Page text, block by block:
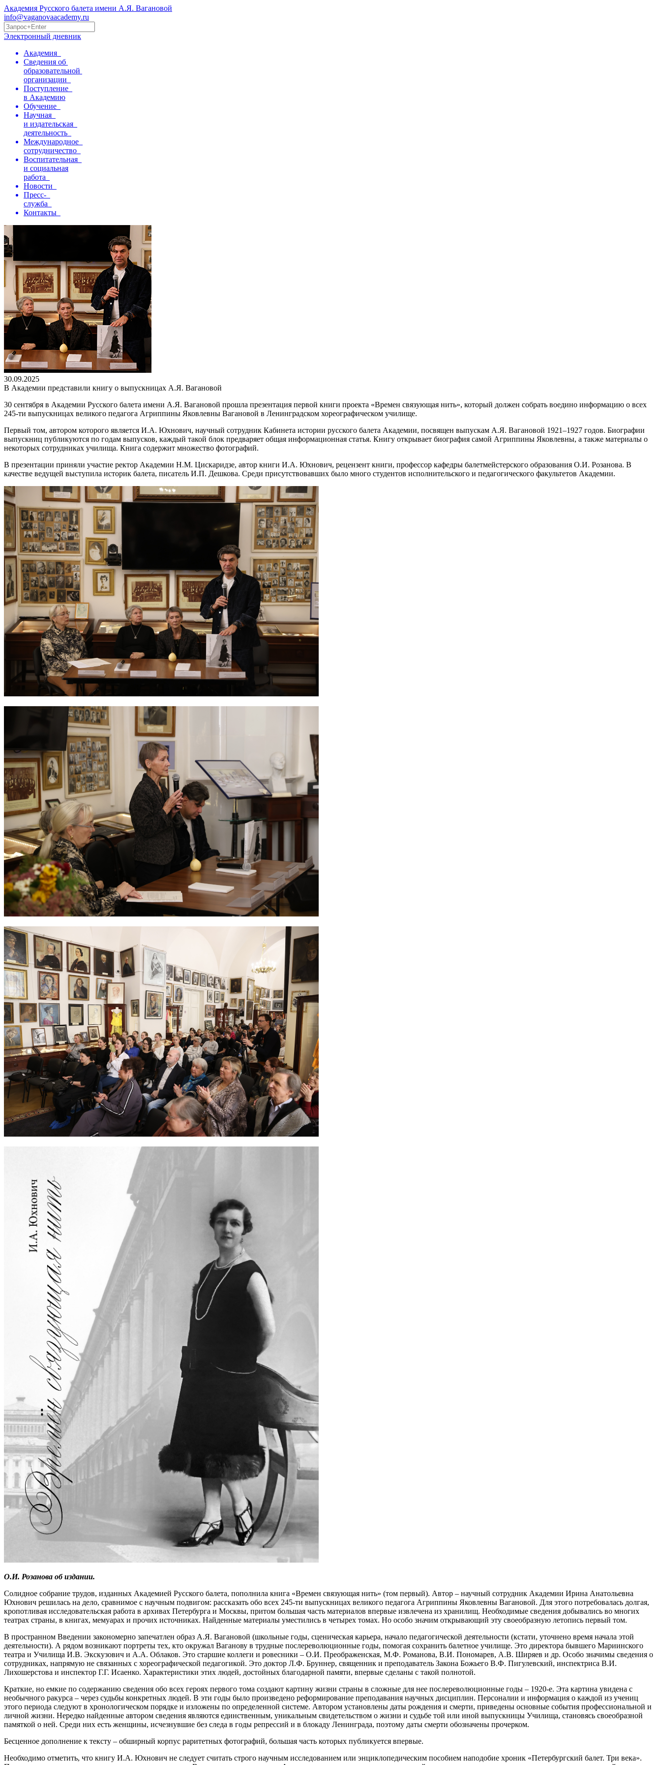
Академия Русского балета имени А.Я. Вагановой
info@vaganovaacademy.ru
Электронный дневник
Академия
Сведения об
образовательной
организации
Поступление
в Академию
Обучение
Научная
и издательская
деятельность
Международное
сотрудничество
Воспитательная
и социальная
работа
Новости
Пресс-
служба
Контакты
30.09.2025
В Академии представили книгу о выпускницах А.Я. Вагановой
30 сентября в Академии Русского балета имени А.Я. Вагановой прошла презентация первой книги проекта «Времен связующая нить», который должен собрать воедино информацию о всех
245-ти выпускницах великого педагога Агриппины Яковлевны Вагановой в Ленинградском хореографическом училище.
Первый том, автором которого является И.А. Юхнович, научный сотрудник Кабинета истории русского балета Академии, посвящен выпускам А.Я. Вагановой 1921–1927 годов. Биографии
выпускниц публикуются по годам выпусков, каждый такой блок предваряет общая информационная статья. Книгу открывает биография самой Агриппины Яковлевны, а также материалы о
некоторых сотрудниках училища. Книга содержит множество фотографий.
В презентации приняли участие ректор Академии Н.М. Цискаридзе, автор книги И.А. Юхнович, рецензент книги, профессор кафедры балетмейстерского образования О.И. Розанова. В
качестве ведущей выступила историк балета, писатель И.П. Дешкова. Среди присутствовавших было много студентов исполнительского и педагогического факультетов Академии.
О.И. Розанова об издании.
Солидное собрание трудов, изданных Академией Русского балета, пополнила книга «Времен связующая нить» (том первый). Автор – научный сотрудник Академии Ирина Анатольевна
Юхнович решилась на дело, сравнимое с научным подвигом: рассказать обо всех 245-ти выпускницах великого педагога Агриппины Яковлевны Вагановой. Для этого потребовалась долгая,
кропотливая исследовательская работа в архивах Петербурга и Москвы, притом большая часть материалов впервые извлечена из хранилищ. Необходимые сведения добывались во многих
театрах страны, в книгах, мемуарах и прочих источниках. Найденные материалы уместились в четырех томах. Но особо значим открывающий эту своеобразную летопись первый том.
В пространном Введении закономерно запечатлен образ А.Я. Вагановой (школьные годы, сценическая карьера, начало педагогической деятельности (кстати, уточнено время начала этой
деятельности). А рядом возникают портреты тех, кто окружал Ваганову в трудные послереволюционные годы, помогая сохранить балетное училище. Это директора бывшего Мариинского
театра и Училища И.В. Экскузович и А.А. Облаков. Это старшие коллеги и ровесники – О.И. Преображенская, М.Ф. Романова, В.И. Пономарев, А.В. Ширяев и др. Особо значимы сведения о
сотрудниках, напрямую не связанных с хореографической педагогикой. Это доктор Л.Ф. Бруннер, священник и преподаватель Закона Божьего В.Ф. Пигулевский, инспектриса В.И.
Лихошерстова и инспектор Г.Г. Исаенко. Характеристики этих людей, достойных благодарной памяти, впервые сделаны с такой полнотой.
Краткие, но емкие по содержанию сведения обо всех героях первого тома создают картину жизни страны в сложные для нее послереволюционные годы – 1920-е. Эта картина увидена с
необычного ракурса – через судьбы конкретных людей. В эти годы было произведено реформирование преподавания научных дисциплин. Персоналии и информация о каждой из учениц
этого периода следуют в хронологическом порядке и изложены по определенной системе. Автором установлены даты рождения и смерти, приведены основные события профессиональной и
личной жизни. Нередко найденные автором сведения являются единственным, уникальным свидетельством о жизни и судьбе той или иной выпускницы Училища, становясь своеобразной
памяткой о ней. Среди них есть женщины, исчезнувшие без следа в годы репрессий и в блокаду Ленинграда, поэтому даты смерти обозначены прочерком.
Бесценное дополнение к тексту – обширный корпус раритетных фотографий, большая часть которых публикуется впервые.
Необходимо отметить, что книгу И.А. Юхнович не следует считать строго научным исследованием или энциклопедическим пособием наподобие хроник «Петербургский балет. Три века».